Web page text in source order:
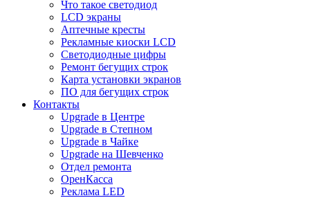
Что такое светодиод
LCD экраны
Аптечные кресты
Рекламные киоски LCD
Светодиодные цифры
Ремонт бегущих строк
Карта установки экранов
ПО для бегущих строк
Контакты
Upgrade в Центре
Upgrade в Степном
Upgrade в Чайке
Upgrade на Шевченко
Отдел ремонта
ОренКасса
Реклама LED